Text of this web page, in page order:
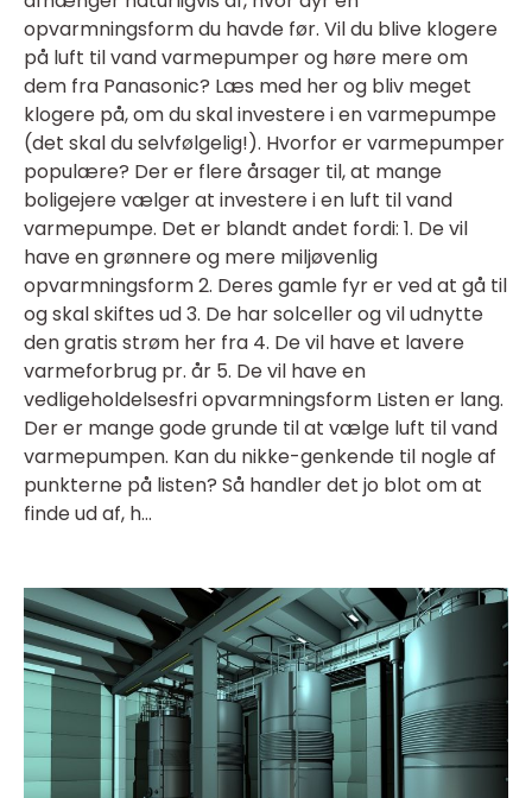
opvarmningsform du havde før. Vil du blive klogere
på luft til vand varmepumper og høre mere om
dem fra Panasonic? Læs med her og bliv meget
klogere på, om du skal investere i en varmepumpe
(det skal du selvfølgelig!). Hvorfor er varmepumper
populære? Der er flere årsager til, at mange
boligejere vælger at investere i en luft til vand
varmepumpe. Det er blandt andet fordi: 1. De vil
have en grønnere og mere miljøvenlig
opvarmningsform 2. Deres gamle fyr er ved at gå til
og skal skiftes ud 3. De har solceller og vil udnytte
den gratis strøm her fra 4. De vil have et lavere
varmeforbrug pr. år 5. De vil have en
vedligeholdelsesfri opvarmningsform Listen er lang.
Der er mange gode grunde til at vælge luft til vand
varmepumpen. Kan du nikke-genkende til nogle af
punkterne på listen? Så handler det jo blot om at
finde ud af, h...